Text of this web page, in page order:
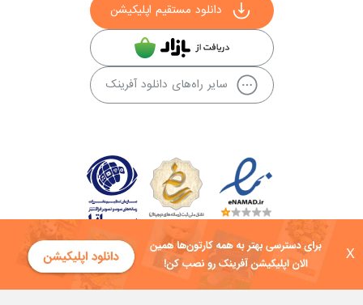
X
دانلود مستقیم اپلیکیشن
سایر راه‌های دانلود آفرینک
کلیه حقوق این سایت به شرکت توسعه فناوی هفت آسمان توکان تعلق دارد و